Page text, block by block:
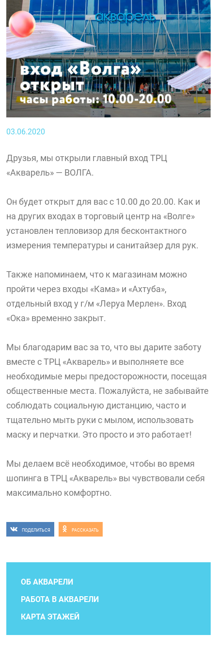
03.06.2020
Друзья, мы открыли главный вход ТРЦ
«Акварель» — ВОЛГА.
Он будет открыт для вас с 10.00 до 20.00. Как и
на других входах в торговый центр на «Волге»
установлен тепловизор для бесконтактного
измерения температуры и санитайзер для рук.
Также напоминаем, что к магазинам можно
пройти через входы «Кама» и «Ахтуба»,
отдельный вход у г/м «Леруа Мерлен». Вход
«Ока» временно закрыт.
Мы благодарим вас за то, что вы дарите заботу
вместе с ТРЦ «Акварель» и выполняете все
необходимые меры предосторожности, посещая
общественные места. Пожалуйста, не забывайте
соблюдать социальную дистанцию, часто и
тщательно мыть руки с мылом, использовать
маску и перчатки. Это просто и это работает!
Мы делаем всё необходимое, чтобы во время
шопинга в ТРЦ «Акварель» вы чувствовали себя
максимально комфортно.
ПОДЕЛИТЬСЯ РАССКАЗАТЬ
ОБ АКВАРЕЛИ
РАБОТА В АКВАРЕЛИ
КАРТА ЭТАЖЕЙ